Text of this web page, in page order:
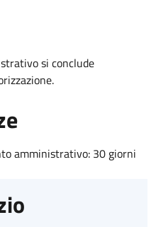
si conclude
amministrativo: 30 giorni